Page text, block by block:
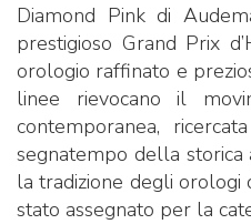
Diamond Pink di
prestigioso Grand Prix
orologio raffinato e
linee rievocano il
contemporanea,
segnatempo della storica
la tradizione degli
stato assegnato per la